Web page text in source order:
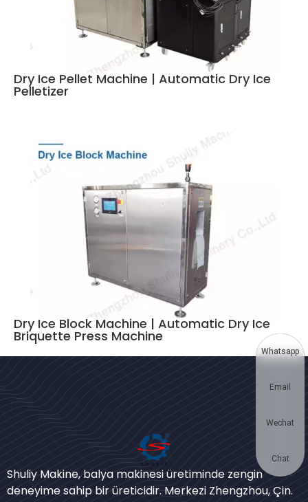
Dry Ice Pellet Machine | Automatic Dry Ice
Pelletizer
Dry Ice Block Machine | Automatic Dry Ice
Briquette Press Machine
Shuliy Makine, balya makinesi üretiminde zengin
deneyime sahip bir üreticidir. Merkezi Zhengzhou, Çin.
Russian
Portuguese
Korean
Urdu
Bengali
Whatsapp
Email
Wechat
Chat